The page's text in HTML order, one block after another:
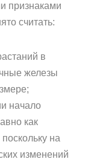
признаками
считать:
в
железы
начало
как
на
изменений